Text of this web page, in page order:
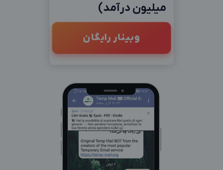
میلیون درآمد)
وبینار رایگان